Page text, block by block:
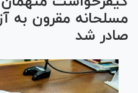
مسلحانه مقرون به
صادر شد